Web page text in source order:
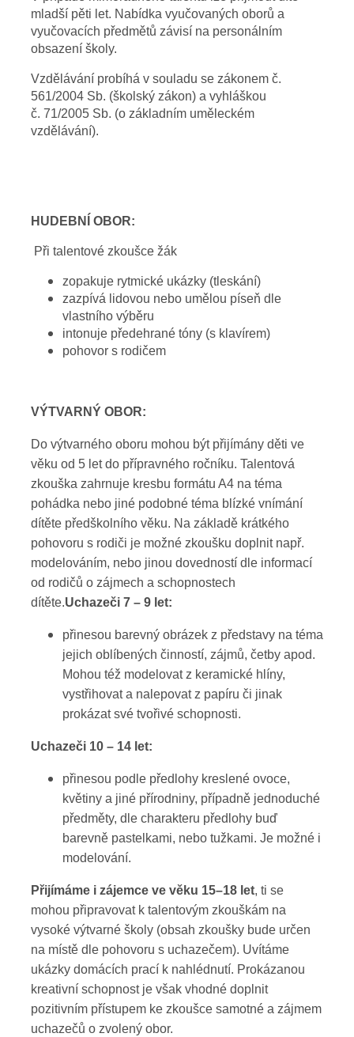
mladší pěti let. Nabídka vyučovaných oborů a
vyučovacích předmětů závisí na personálním
obsazení školy.
Vzdělávání probíhá v souladu se zákonem č.
561/2004 Sb. (školský zákon) a vyhláškou
č. 71/2005 Sb. (o základním uměleckém
vzdělávání).
HUDEBNÍ OBOR:
Při talentové zkoušce žák
zopakuje rytmické ukázky (tleskání)
zazpívá lidovou nebo umělou píseň dle
vlastního výběru
intonuje předehrané tóny (s klavírem)
pohovor s rodičem
VÝTVARNÝ OBOR:
Do výtvarného oboru mohou být přijímány děti ve
věku od 5 let do přípravného ročníku. Talentová
zkouška zahrnuje kresbu formátu A4 na téma
pohádka nebo jiné podobné téma blízké vnímání
dítěte předškolního věku. Na základě krátkého
pohovoru s rodiči je možné zkoušku doplnit např.
modelováním, nebo jinou dovedností dle informací
od rodičů o zájmech a schopnostech
dítěte.Uchazeči 7 – 9 let:
přinesou barevný obrázek z představy na téma
jejich oblíbených činností, zájmů, četby apod.
Mohou též modelovat z keramické hlíny,
vystřihovat a nalepovat z papíru či jinak
prokázat své tvořivé schopnosti.
Uchazeči 10 – 14 let:
přinesou podle předlohy kreslené ovoce,
květiny a jiné přírodniny, případně jednoduché
předměty, dle charakteru předlohy buď
barevně pastelkami, nebo tužkami. Je možné i
modelování.
Přijímáme i zájemce ve věku 15–18 let, ti se
mohou připravovat k talentovým zkouškám na
vysoké výtvarné školy (obsah zkoušky bude určen
na místě dle pohovoru s uchazečem). Uvítáme
ukázky domácích prací k nahlédnutí. Prokázanou
kreativní schopnost je však vhodné doplnit
pozitivním přístupem ke zkoušce samotné a zájmem
uchazečů o zvolený obor.